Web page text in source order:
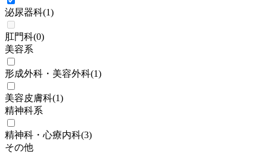
泌尿器科(1)
肛門科(0)
美容系
形成外科・美容外科(1)
美容皮膚科(1)
精神科系
精神科・心療内科(3)
その他